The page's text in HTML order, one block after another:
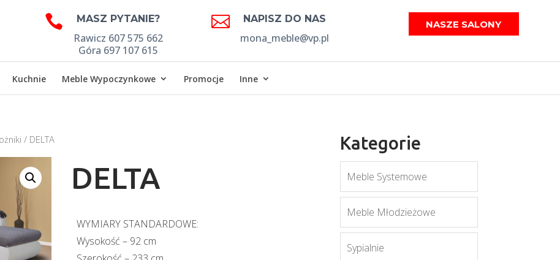
 MASZ PYTANIE?
Rawicz 607 575 662
Góra 697 107 615
 NAPISZ DO NAS
mona_meble@vp.pl
NASZE SALONY
Kuchnie Meble Wypoczynkowe Promocje Inne
/ DELTA
DELTA
WYMIARY STANDARDOWE:
Wysokość – 92 cm
Kategorie
Meble Systemowe
Meble Młodzieżowe
Sypialnie